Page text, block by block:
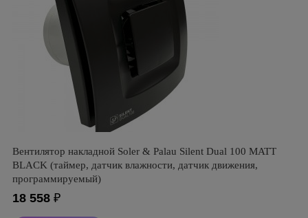
Вентилятор накладной Soler & Palau Silent Dual 100 MATT
BLACK (таймер, датчик влажности, датчик движения,
программируемый)
18 558 ₽